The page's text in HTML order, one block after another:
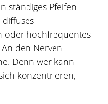
ständiges Pfeifen
oder hochfrequentes
den Nerven
Denn wer kann
konzentrieren,